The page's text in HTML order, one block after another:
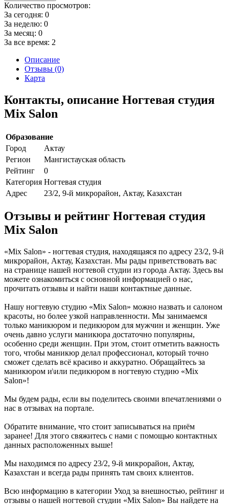
Количество просмотров:
За сегодня: 0
За неделю: 0
За месяц: 0
За все время: 2
Описание
Отзывы (0)
Карта
Контакты, описание Ногтевая студия
Mix Salon
Образование
Город
Актау
Регион
Мангистауская область
Рейтинг
0
Категория Ногтевая студия
Адрес
23/2, 9-й микрорайон, Актау, Казахстан
Отзывы и рейтинг Ногтевая студия
Mix Salon
«Mix Salon» - ногтевая студия, находящаяся по адресу 23/2, 9-й
микрорайон, Актау, Казахстан. Мы рады приветствовать вас
на странице нашей ногтевой студии из города Актау. Здесь вы
можете ознакомиться с основной информацией о нас,
прочитать отзывы и найти наши контактные данные.
Нашу ногтевую студию «Mix Salon» можно назвать и салоном
красоты, но более узкой направленности. Мы занимаемся
только маникюром и педикюром для мужчин и женщин. Уже
очень давно услуги маникюра достаточно популярны,
особенно среди женщин. При этом, стоит отметить важность
того, чтобы маникюр делал профессионал, который точно
сможет сделать всё красиво и аккуратно. Обращайтесь за
маникюром и\или педикюром в ногтевую студию «Mix
Salon»!
Мы будем рады, если вы поделитесь своими впечатлениями о
нас в отзывах на портале.
Обратите внимание, что стоит записываться на приём
заранее! Для этого свяжитесь с нами с помощью контактных
данных расположенных выше!
Мы находимся по адресу 23/2, 9-й микрорайон, Актау,
Казахстан и всегда рады принять там своих клиентов.
Всю информацию в категории Уход за внешностью, рейтинг и
отзывы о нашей ногтевой студии «Mix Salon» Вы найдете на